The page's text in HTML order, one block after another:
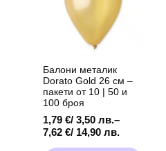
Балони металик
Dorato Gold 26 см –
пакети от 10 | 50 и
100 броя
1,79 €/ 3,50 лв.–
7,62 €/ 14,90 лв.
Price